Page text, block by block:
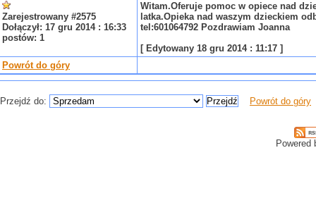
Zarejestrowany #2575
Dołączył: 17 gru 2014 : 16:33
postów: 1
Witam.Oferuje pomoc w opiece nad
latka.Opieka nad waszym dzieckiem
tel:601064792 Pozdrawiam Joanna
[ Edytowany 18 gru 2014 : 11:17 ]
Powrót do góry
Przejdź do: Powrót do góry
Powered